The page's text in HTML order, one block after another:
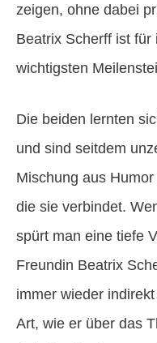
zeigen, ohne dabei
Beatrix Scherff ist
wichtigsten
Die beiden lernten
und sind seitdem
Mischung aus
die sie verbindet.
spürt man eine tiefe
Freundin Beatrix
immer wieder
Art, wie er über das